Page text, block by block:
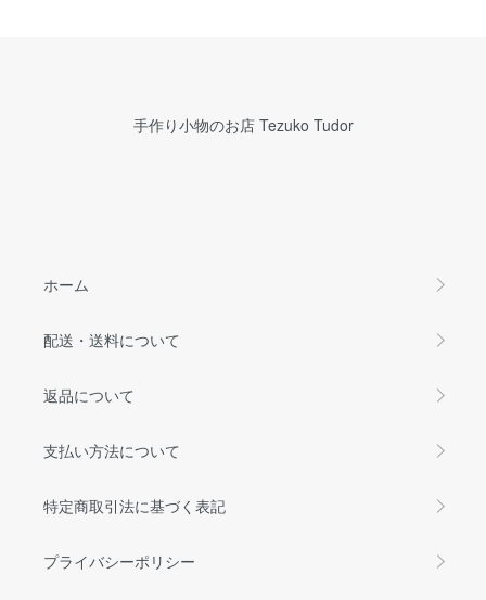
手作り小物のお店 Tezuko Tudor
ホーム
配送・送料について
返品について
支払い方法について
特定商取引法に基づく表記
プライバシーポリシー